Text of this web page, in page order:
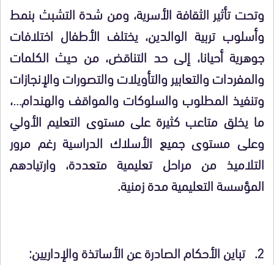
وتحت تأثير الثقافة الأسرية، ومن شدة التشبث بنمط
وأسلوب تربية الوالدين، يختلف الأطفال اختلافات
جوهرية أحيانا، إلى حد التناقض، من حيث الكلمات
والمفردات والتعابير والتأويلات والتصورات والإنجازات
وتنفيذ المطلوب والسلوكات والمواقف والهندام…،
ما يخلق متاعب كثيرة على مستوى التعليم الأولي
وعلى مستوى جميع الأسلاك الدراسية رغم مرور
التلاميذ من مراحل تعليمية متعددة، وارتيادهم
المؤسسة التعليمية مدة زمنية.
2. تباين الأحكام الصادرة عن الأساتذة والإداريين: